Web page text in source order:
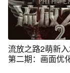
流放之路2萌新
第二期：画面优